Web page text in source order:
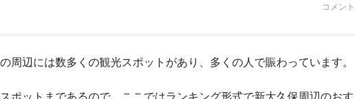
コメント
周辺には数多くの観光スポットがあり、多くの人で賑わっています。
ポットまであるので、ここではランキング形式で新大久保周辺のおす